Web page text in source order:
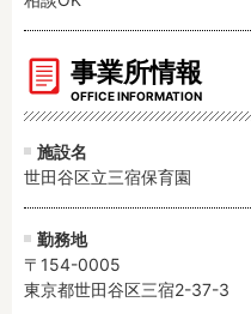
事業所情報
OFFICE INFORMATION
施設名
世田谷区立三宿保育園
勤務地
〒154-0005
東京都世田谷区三宿2-37-3